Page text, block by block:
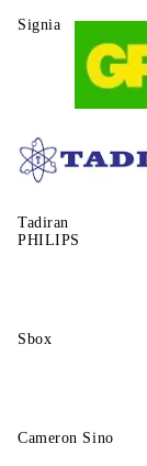
Signia
Tadiran
PHILIPS
Sbox
Cameron Sino